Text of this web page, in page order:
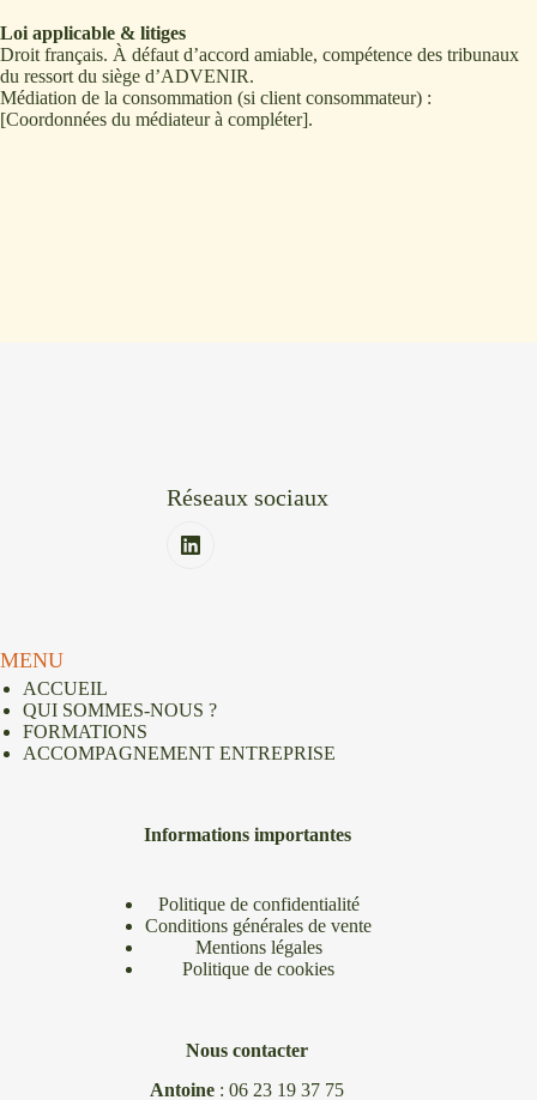
Loi applicable & litiges
Droit français. À défaut d’accord amiable, compétence des tribunaux
du ressort du siège d’ADVENIR.
Médiation de la consommation (si client consommateur) :
[Coordonnées du médiateur à compléter].
Réseaux sociaux
MENU
ACCUEIL
QUI SOMMES-NOUS ?
FORMATIONS
ACCOMPAGNEMENT ENTREPRISE
Informations importantes
Politique de confidentialité
Conditions générales de vente
Mentions légales
Politique de cookies
Nous contacter
Antoine :06 23 19 37 75